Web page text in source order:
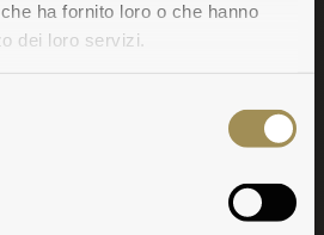
ha fornito loro o che hanno
dei loro servizi.